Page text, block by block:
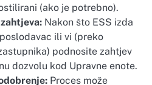
(ako je potrebno).
Nakon što ESS izda
ili vi (preko
podnosite zahtjev
dozvolu kod Upravne enote.
Proces može